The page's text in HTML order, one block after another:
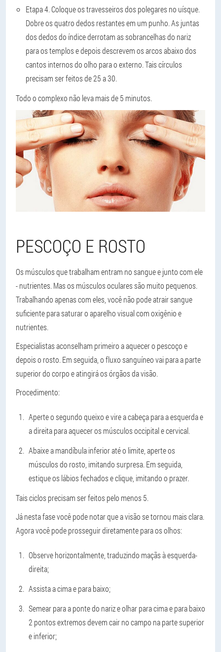
Etapa 4. Coloque os travesseiros dos polegares no uísque.
Dobre os quatro dedos restantes em um punho. As juntas
dos dedos do índice derrotam as sobrancelhas do nariz
para os templos e depois descrevem os arcos abaixo dos
cantos internos do olho para o externo. Tais círculos
precisam ser feitos de 25 a 30.
Todo o complexo não leva mais de 5 minutos.
PESCOÇO E ROSTO
Os músculos que trabalham entram no sangue e junto com ele
- nutrientes. Mas os músculos oculares são muito pequenos.
Trabalhando apenas com eles, você não pode atrair sangue
suficiente para saturar o aparelho visual com oxigênio e
nutrientes.
Especialistas aconselham primeiro a aquecer o pescoço e
depois o rosto. Em seguida, o fluxo sanguíneo vai para a parte
superior do corpo e atingirá os órgãos da visão.
Procedimento:
Aperte o segundo queixo e vire a cabeça para a esquerda e
a direita para aquecer os músculos occipital e cervical.
Abaixe a mandíbula inferior até o limite, aperte os
músculos do rosto, imitando surpresa. Em seguida,
estique os lábios fechados e clique, imitando o prazer.
Tais ciclos precisam ser feitos pelo menos 5.
Já nesta fase você pode notar que a visão se tornou mais clara.
Agora você pode prosseguir diretamente para os olhos:
Observe horizontalmente, traduzindo maçãs à esquerda-
direita;
Assista a cima e para baixo;
Semear para a ponte do nariz e olhar para cima e para baixo
2 pontos extremos devem cair no campo na parte superior
e inferior;